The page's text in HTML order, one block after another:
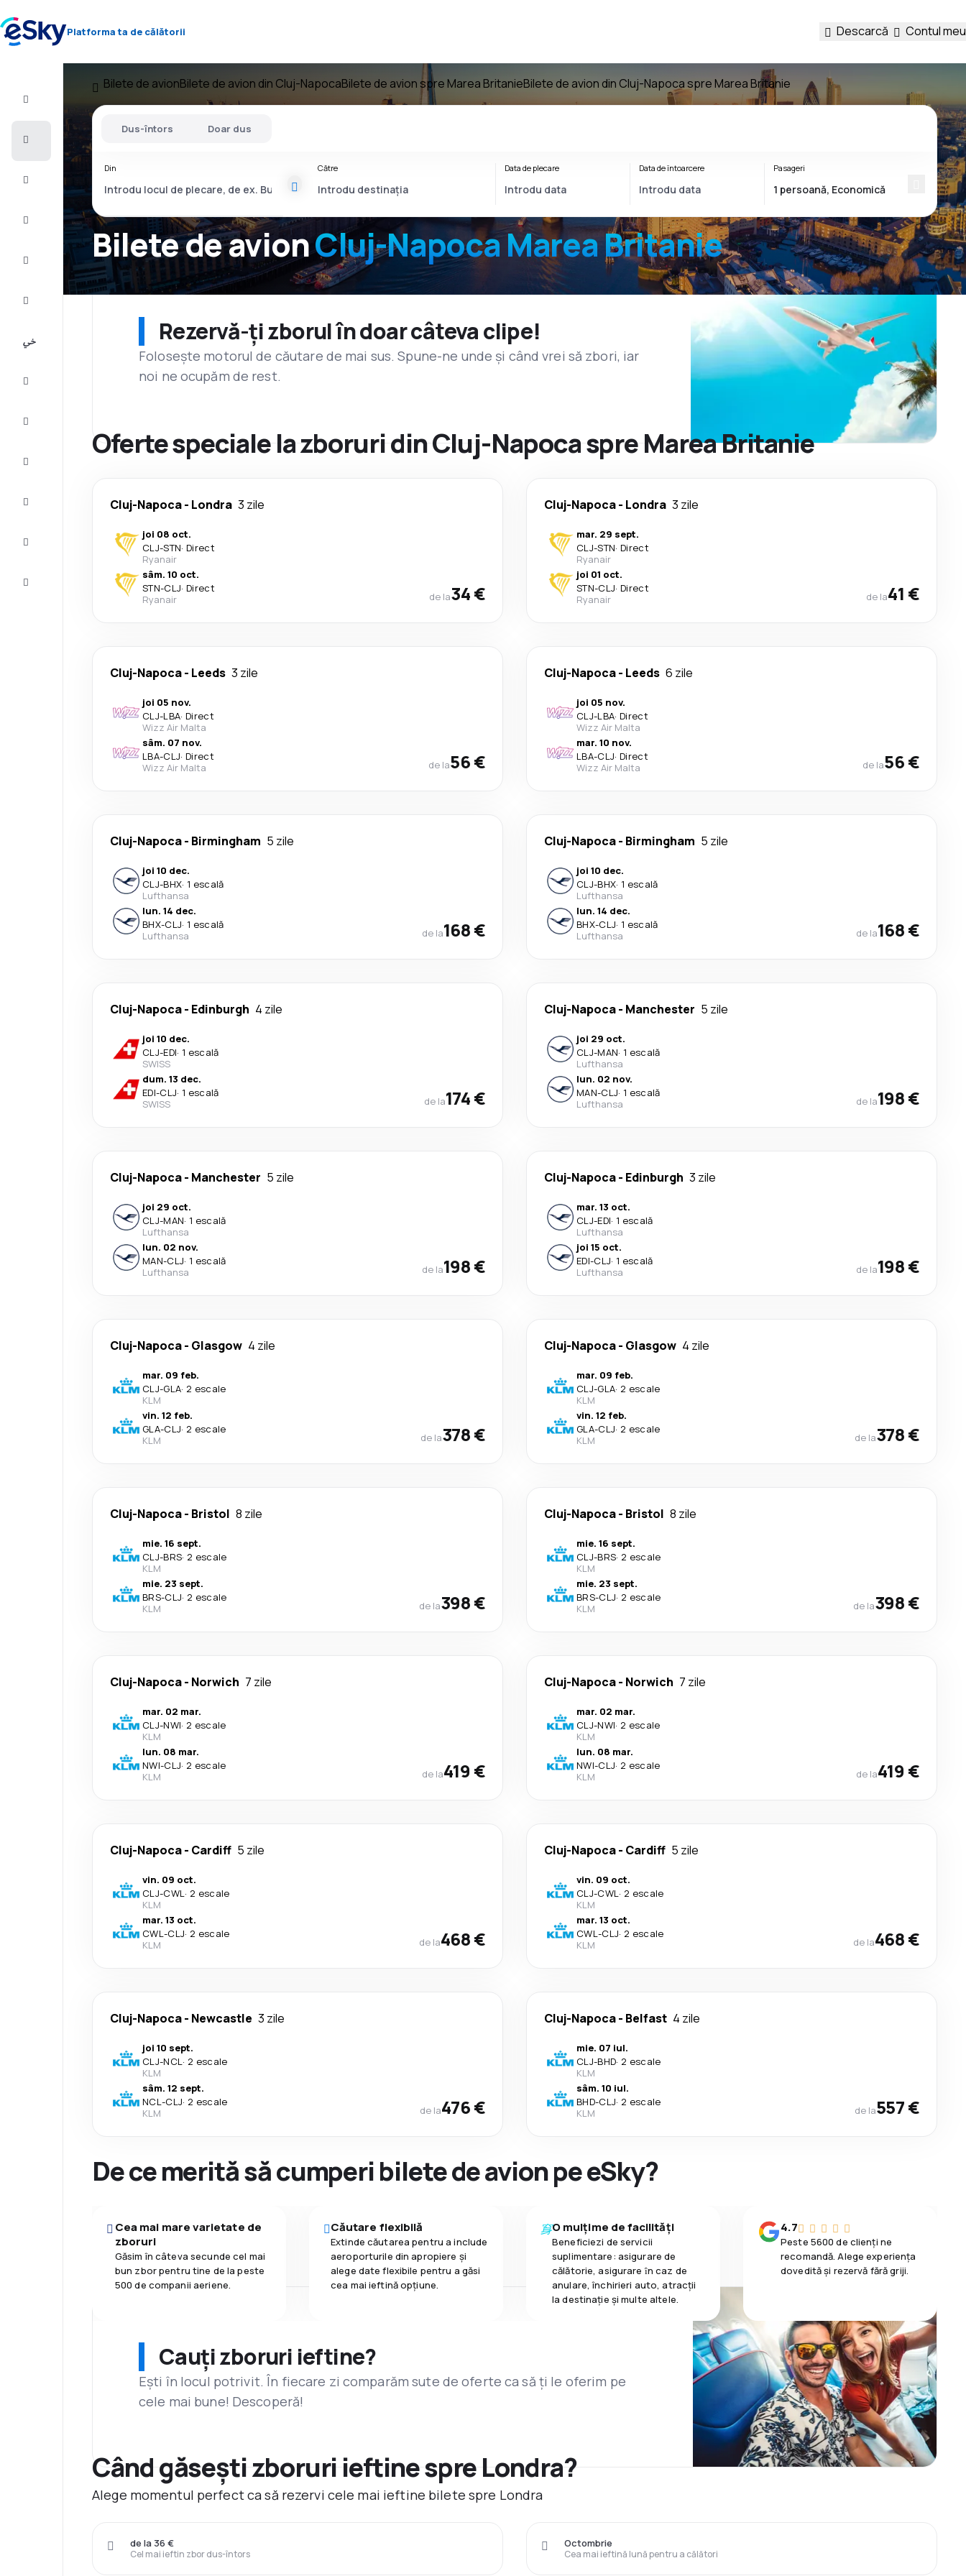
Platforma ta de călătorii Descarcă Contul meu
Vacanţe
Bilete de avionBilete de avion din Cluj-NapocaBilete de avion spre Marea BritanieBilete de avion din Cluj-Napoca spre Marea Britanie
Bilete de avionCluj-Napoca Marea Britanie
Dus-întors Doar dus
Din Către Data de plecare Data de întoarcere Pasageri
Rezervă-ți zborul în doar câteva clipe!
Folosește motorul de căutare de mai sus. Spune-ne unde și când vrei să zbori, iar
noi ne ocupăm de rest.
Oferte speciale la zboruri din Cluj-Napoca spre Marea Britanie
Cluj-Napoca- Londra 3 zile
joi 08 oct.
CLJ-STN· Direct
Ryanair
sâm. 10 oct.
STN-CLJ· Direct
Ryanair
de la34 €
Cluj-Napoca- Londra 3 zile
mar. 29 sept.
CLJ-STN· Direct
Ryanair
joi 01 oct.
STN-CLJ· Direct
Ryanair
de la41 €
Cluj-Napoca- Leeds 3 zile
joi 05 nov.
CLJ-LBA· Direct
Wizz Air Malta
sâm. 07 nov.
LBA-CLJ· Direct
Wizz Air Malta
de la56 €
Cluj-Napoca- Leeds 6 zile
joi 05 nov.
CLJ-LBA· Direct
Wizz Air Malta
mar. 10 nov.
LBA-CLJ· Direct
Wizz Air Malta
de la56 €
Cluj-Napoca- Birmingham 5 zile
joi 10 dec.
CLJ-BHX· 1 escală
Lufthansa
lun. 14 dec.
BHX-CLJ· 1 escală
Lufthansa
de la168 €
Cluj-Napoca- Birmingham 5 zile
joi 10 dec.
CLJ-BHX· 1 escală
Lufthansa
lun. 14 dec.
BHX-CLJ· 1 escală
Lufthansa
de la168 €
Cluj-Napoca- Edinburgh 4 zile
joi 10 dec.
CLJ-EDI· 1 escală
SWISS
dum. 13 dec.
EDI-CLJ· 1 escală
SWISS
de la174 €
Cluj-Napoca- Manchester 5 zile
joi 29 oct.
CLJ-MAN· 1 escală
Lufthansa
lun. 02 nov.
MAN-CLJ· 1 escală
Lufthansa
de la198 €
Cluj-Napoca- Manchester 5 zile
joi 29 oct.
CLJ-MAN· 1 escală
Lufthansa
lun. 02 nov.
MAN-CLJ· 1 escală
Lufthansa
de la198 €
Cluj-Napoca- Edinburgh 3 zile
mar. 13 oct.
CLJ-EDI· 1 escală
Lufthansa
joi 15 oct.
EDI-CLJ· 1 escală
Lufthansa
de la198 €
Cluj-Napoca- Glasgow 4 zile
mar. 09 feb.
CLJ-GLA· 2 escale
KLM
vin. 12 feb.
GLA-CLJ· 2 escale
KLM
de la378 €
Cluj-Napoca- Glasgow 4 zile
mar. 09 feb.
CLJ-GLA· 2 escale
KLM
vin. 12 feb.
GLA-CLJ· 2 escale
KLM
de la378 €
Cluj-Napoca- Bristol 8 zile
mie. 16 sept.
CLJ-BRS· 2 escale
KLM
mie. 23 sept.
BRS-CLJ· 2 escale
KLM
de la398 €
Cluj-Napoca- Bristol 8 zile
mie. 16 sept.
CLJ-BRS· 2 escale
KLM
mie. 23 sept.
BRS-CLJ· 2 escale
KLM
de la398 €
Cluj-Napoca- Norwich 7 zile
mar. 02 mar.
CLJ-NWI· 2 escale
KLM
lun. 08 mar.
NWI-CLJ· 2 escale
KLM
de la419 €
Cluj-Napoca- Norwich 7 zile
mar. 02 mar.
CLJ-NWI· 2 escale
KLM
lun. 08 mar.
NWI-CLJ· 2 escale
KLM
de la419 €
Cluj-Napoca- Cardiff 5 zile
vin. 09 oct.
CLJ-CWL· 2 escale
KLM
mar. 13 oct.
CWL-CLJ· 2 escale
KLM
de la468 €
Cluj-Napoca- Cardiff 5 zile
vin. 09 oct.
CLJ-CWL· 2 escale
KLM
mar. 13 oct.
CWL-CLJ· 2 escale
KLM
de la468 €
Cluj-Napoca- Newcastle 3 zile
joi 10 sept.
CLJ-NCL· 2 escale
KLM
sâm. 12 sept.
NCL-CLJ· 2 escale
KLM
de la476 €
Cluj-Napoca- Belfast 4 zile
mie. 07 iul.
CLJ-BHD· 2 escale
KLM
sâm. 10 iul.
BHD-CLJ· 2 escale
KLM
de la557 €
De ce merită să cumperi bilete de avion pe eSky?
Cea mai mare varietate de
zboruri
Găsim în câteva secunde cel mai
bun zbor pentru tine de la peste
500 de companii aeriene.
Căutare flexibilă
Extinde căutarea pentru a include
aeroporturile din apropiere și
alege date flexibile pentru a găsi
cea mai ieftină opțiune.
O mulțime de facilități
Beneficiezi de servicii
suplimentare: asigurare de
călătorie, asigurare ȋn caz de
anulare, închirieri auto, atracții
la destinaţie și multe altele.
4.7
Peste 5600 de clienți ne
recomandă. Alege experiența
dovedită și rezervă fără griji.
Cauți zboruri ieftine?
Ești în locul potrivit. În fiecare zi comparăm sute de oferte ca să ți le oferim pe
cele mai bune! Descoperă!
Când găsești zboruri ieftine spre Londra?
Alege momentul perfect ca să rezervi cele mai ieftine bilete spre Londra
Cel mai ieftin zbor dus-întors
de la 36 €
Cea mai ieftină lună pentru a călători
Octombrie